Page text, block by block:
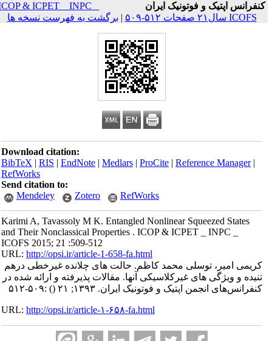
کنفرانس اپتیک و فوتونیک ایران
ICOP & ICPET _ INPC _
ICOFS سال۲۱ صفحات ۵۱۲-۵۰۹
|برگشت به فهرست نسخه ها
Download citation:
BibTeX|RIS|EndNote|Medlars|ProCite|Reference Manager
RefWorks
Send citation to:
Mendeley
Zotero RefWorks
Karimi A, Tavassoly M K. Entangled Nonlinear Squeezed States
and Their Nonclassical Properties . ICOP & ICPET _ INPC _
ICOFS 2015; 21 :509-512
URL:http://opsi.ir/article-1-658-fa.html
کریمی امیر، توسلی محمد کاظم. حالت های چلانده غیرخطی درهم
تنیده و ویژگی های غیرکلاسیکی آنها. مقالات پذیرفته و ارائه شده در
کنفرانس‌های انجمن اپتیک و فوتونیک ایران. ۱۳۹۳; ۲۱
() :۵۰۹-۵۱۲
URL:http://opsi.ir/article-۱-۶۵۸-fa.html